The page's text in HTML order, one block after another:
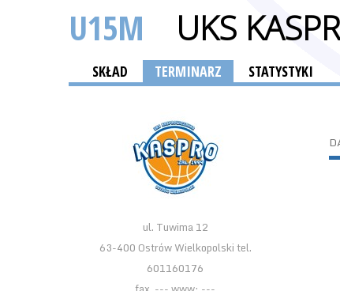
U15M UKS
SKŁAD TERMINARZ STATYSTYKI
ul. Tuwima 12
63-400 Ostrów Wielkopolski tel.
601160176